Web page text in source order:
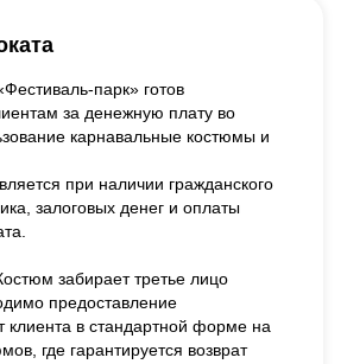
парк» готов
за денежную плату во
карнавальные костюмы и
при наличии гражданского
залоговых денег и оплаты
забирает третье лицо
предоставление
клиента в стандартной форме на
где гарантируется возврат